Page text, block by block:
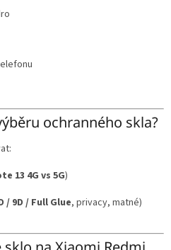
ochranného skla?
13 4G vs 5G)
/ 9D / Full Glue, privacy, matné)